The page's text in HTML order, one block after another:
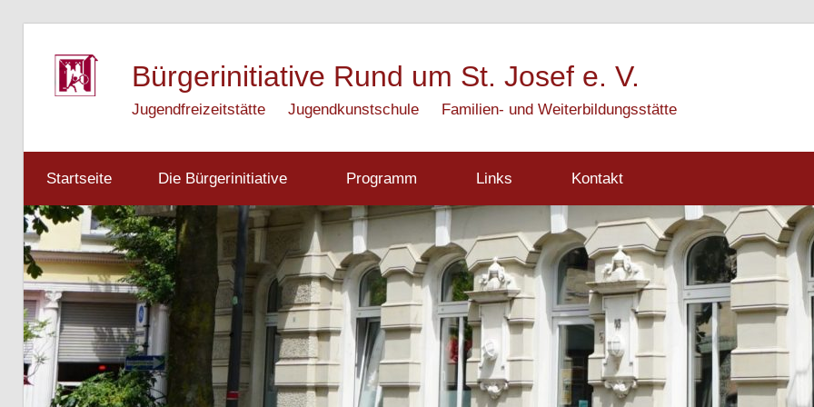
Inhalt
springen
Bürgerinitiative Rund um St. Josef e. V.
Jugendfreizeitstätte Jugendkunstschule Familien- und Weiterbildungsstätte
Startseite Die Bürgerinitiative Programm Links Kontakt